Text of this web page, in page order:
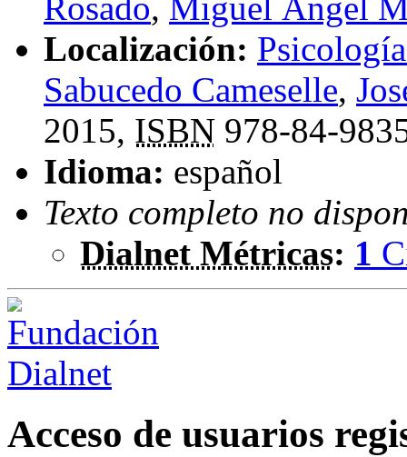
Rosado, Miguel Ángel
Localización:
Sabucedo Cameselle,
2015, ISBN 978-84-
Idioma: español
Texto completo no
Dialnet Métricas: 1
Acceso de usuarios